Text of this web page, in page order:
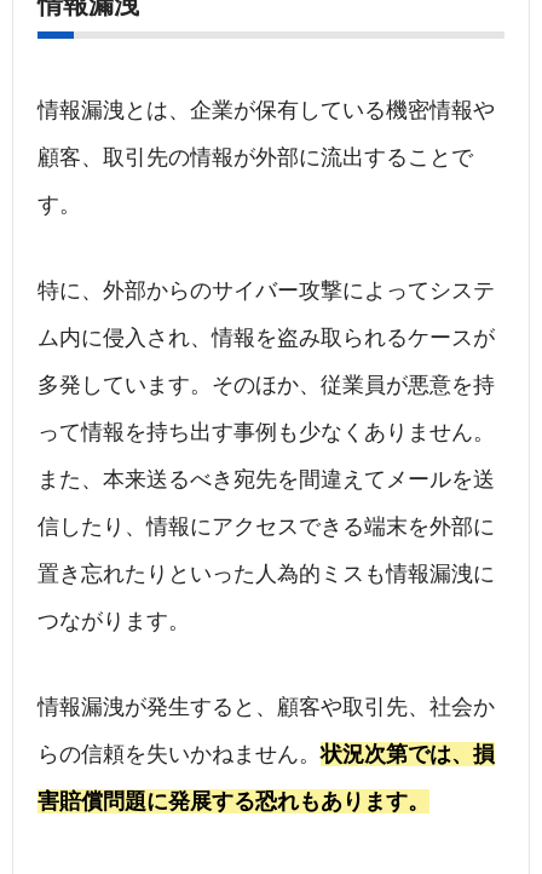
情報漏洩とは、企業が保有している機密情報や
顧客、取引先の情報が外部に流出することで
す。
特に、外部からのサイバー攻撃によってシステ
ム内に侵入され、情報を盗み取られるケースが
多発しています。そのほか、従業員が悪意を持
って情報を持ち出す事例も少なくありません。
また、本来送るべき宛先を間違えてメールを送
信したり、情報にアクセスできる端末を外部に
置き忘れたりといった人為的ミスも情報漏洩に
つながります。
情報漏洩が発生すると、顧客や取引先、社会か
らの信頼を失いかねません。状況次第では、損
害賠償問題に発展する恐れもあります。